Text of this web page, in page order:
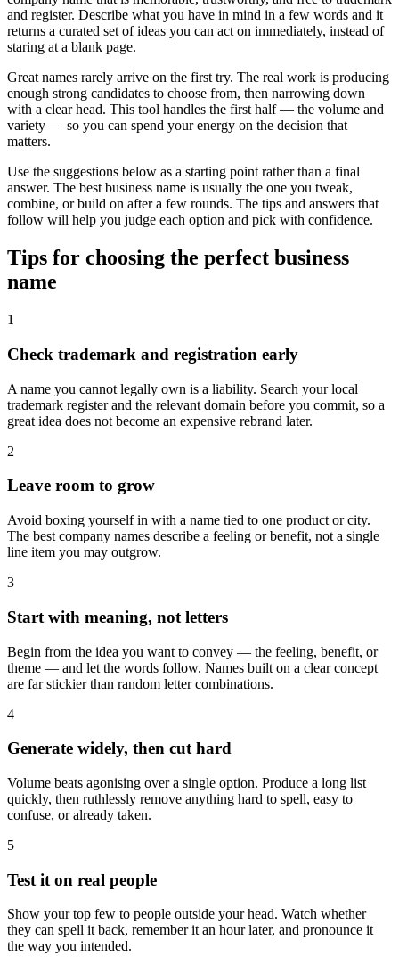
and register. Describe what you have in mind in a few words and it
returns a curated set of ideas you can act on immediately, instead of
staring at a blank page.
Great names rarely arrive on the first try. The real work is producing
enough strong candidates to choose from, then narrowing down
with a clear head. This tool handles the first half — the volume and
variety — so you can spend your energy on the decision that
matters.
Use the suggestions below as a starting point rather than a final
answer. The best business name is usually the one you tweak,
combine, or build on after a few rounds. The tips and answers that
follow will help you judge each option and pick with confidence.
Tips for choosing the perfect business
name
1
Check trademark and registration early
A name you cannot legally own is a liability. Search your local
trademark register and the relevant domain before you commit, so a
great idea does not become an expensive rebrand later.
2
Leave room to grow
Avoid boxing yourself in with a name tied to one product or city.
The best company names describe a feeling or benefit, not a single
line item you may outgrow.
3
Start with meaning, not letters
Begin from the idea you want to convey — the feeling, benefit, or
theme — and let the words follow. Names built on a clear concept
are far stickier than random letter combinations.
4
Generate widely, then cut hard
Volume beats agonising over a single option. Produce a long list
quickly, then ruthlessly remove anything hard to spell, easy to
confuse, or already taken.
5
Test it on real people
Show your top few to people outside your head. Watch whether
they can spell it back, remember it an hour later, and pronounce it
the way you intended.